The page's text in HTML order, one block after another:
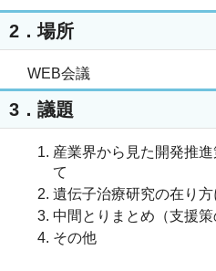
2．場所
WEB会議
3．議題
産業界から見た開発推
て
遺伝子治療研究の在り方
中間とりまとめ（支援
その他